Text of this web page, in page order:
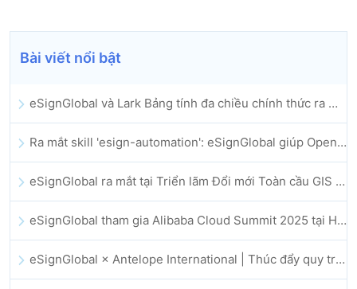
Bài viết nổi bật
eSignGlobal và Lark Bảng tính đa chiều chính thức ra mắt: Tự động hóa toàn bộ quy trình ký kết và lưu trữ hợp đồng điện tử
Ra mắt skill 'esign-automation': eSignGlobal giúp OpenClaw triển khai chữ ký điện tử tự động
eSignGlobal ra mắt tại Triển lãm Đổi mới Toàn cầu GIS 2025
eSignGlobal tham gia Alibaba Cloud Summit 2025 tại Hong Kong, thúc đẩy đổi mới đám mây do AI dẫn dắt và niềm tin số
eSignGlobal × Antelope International | Thúc đẩy quy trình làm việc số an toàn và vận hành bởi AI